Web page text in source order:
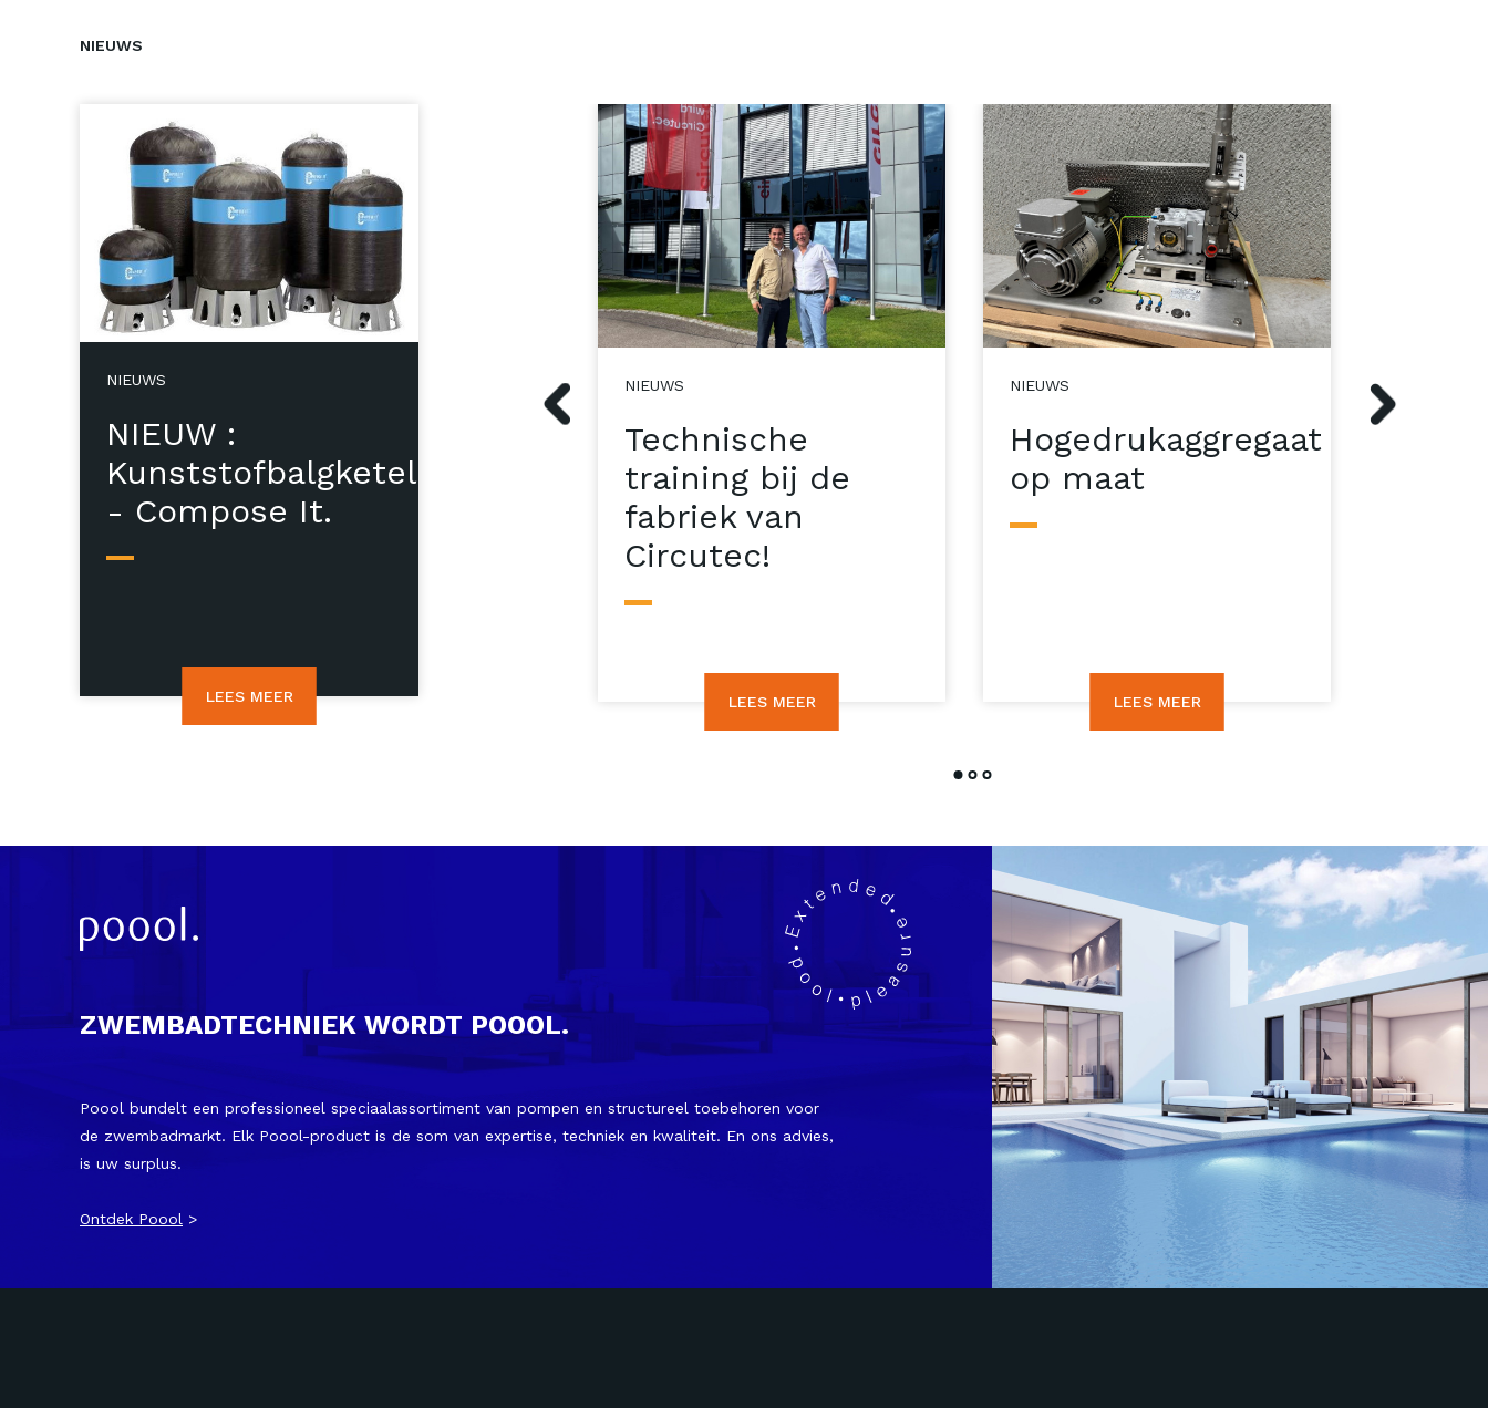
NIEUWS
NIEUWS
NIEUW :
Kunststofbalgketel
- Compose It.
LEES MEER
Vorige Volgende
NIEUWS
Technische
training bij de
fabriek van
Circutec!
LEES MEER
NIEUWS
Hogedrukaggregaat
op maat
LEES MEER
ZWEMBADTECHNIEK WORDT POOOL.
Poool bundelt een professioneel speciaalassortiment van pompen en structureel toebehoren voor
de zwembadmarkt. Elk Poool-product is de som van expertise, techniek en kwaliteit. En ons advies,
is uw surplus.
Ontdek Poool >